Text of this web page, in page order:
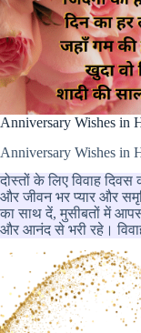
Anniversary Wishes in
Anniversary Wishes in
दोस्तों के लिए विवाह
और जीवन भर प्यार और
का साथ दें, मुसीबतों में
और आनंद से भरी रहे।